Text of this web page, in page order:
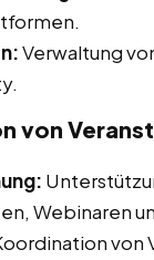
Verwaltung
von
Webinaren
von